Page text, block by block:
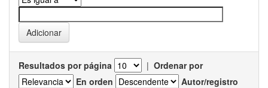
Resultados por página | Ordenar por
En orden
Autor/registro